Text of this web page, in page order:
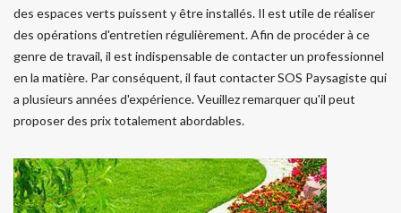
des espaces verts puissent y être installés. Il est utile de réaliser
des opérations d'entretien régulièrement. Afin de procéder à ce
genre de travail, il est indispensable de contacter un professionnel
en la matière. Par conséquent, il faut contacter SOS Paysagiste qui
a plusieurs années d'expérience. Veuillez remarquer qu'il peut
proposer des prix totalement abordables.